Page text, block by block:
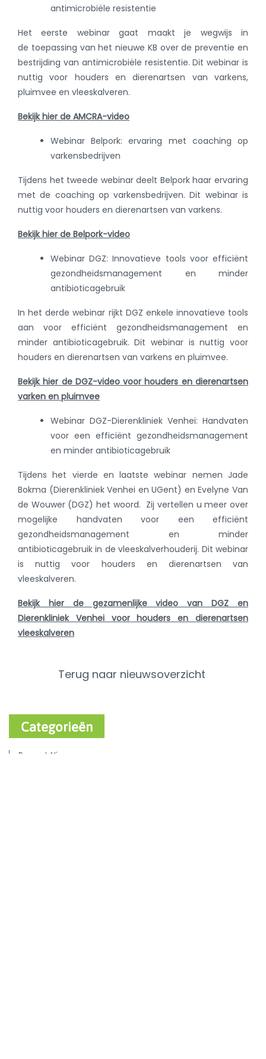
antimicrobiële resistentie
Het eerste webinar gaat maakt je wegwijs in
de toepassing van het nieuwe KB over de preventie en
bestrijding van antimicrobiële resistentie. Dit webinar is
nuttig voor houders en dierenartsen van varkens,
pluimvee en vleeskalveren.
Bekijk hier de AMCRA-video
Webinar Belpork: ervaring met coaching op
varkensbedrijven
Tijdens het tweede webinar deelt Belpork haar ervaring
met de coaching op varkensbedrijven. Dit webinar is
nuttig voor houders en dierenartsen van varkens.
Bekijk hier de Belpork-video
Webinar DGZ: Innovatieve tools voor efficiënt
gezondheidsmanagement en minder
antibioticagebruik
In het derde webinar rijkt DGZ enkele innovatieve tools
aan voor efficiënt gezondheidsmanagement en
minder antibioticagebruik. Dit webinar is nuttig voor
houders en dierenartsen van varkens en pluimvee.
Bekijk hier de DGZ-video voor houders en dierenartsen
varken en pluimvee
Webinar DGZ-Dierenkliniek Venhei: Handvaten
voor een efficiënt gezondheidsmanagement
en minder antibioticagebruik
Tijdens het vierde en laatste webinar nemen Jade
Bokma (Dierenkliniek Venhei en UGent) en Evelyne Van
de Wouwer (DGZ) het woord. Zij vertellen u meer over
mogelijke handvaten voor een efficiënt
gezondheidsmanagement en minder
antibioticagebruik in de vleeskalverhouderij. Dit webinar
is nuttig voor houders en dierenartsen van
vleeskalveren.
Bekijk hier de gezamenlijke video van DGZ en
Dierenkliniek Venhei voor houders en dierenartsen
vleeskalveren
Terug naar nieuwsoverzicht
Categorieën
Recent Nieuws